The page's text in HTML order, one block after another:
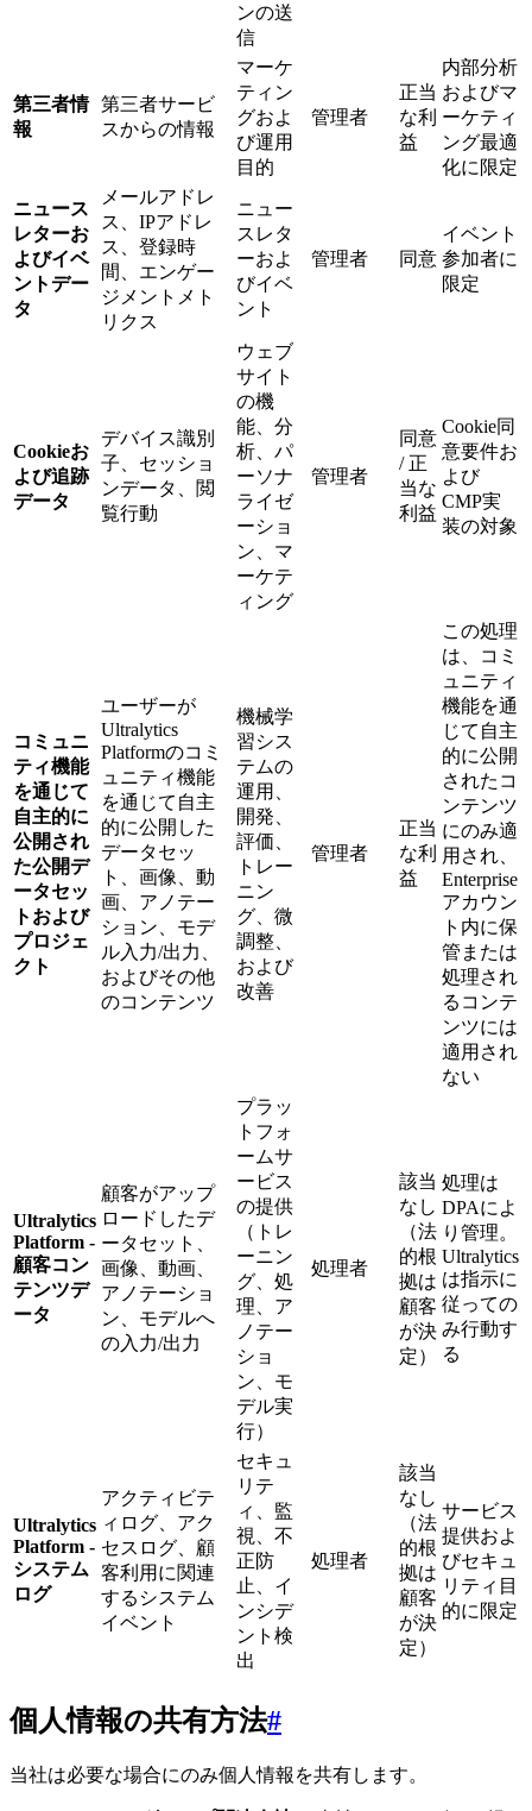
ンの送
信
第三者情
報
第三者サービ
スからの情報
マーケ
ティン
グおよ
び運用
目的
管理者
正当
な利
益
内部分析
およびマ
ーケティ
ング最適
化に限定
ニュース
レターお
よびイベ
ントデー
タ
メールアドレ
ス、IPアドレ
ス、登録時
間、エンゲー
ジメントメト
リクス
ニュー
スレタ
ーおよ
びイベ
ント
管理者 同意
イベント
参加者に
限定
Cookieお
よび追跡
データ
デバイス識別
子、セッショ
ンデータ、閲
覧行動
ウェブ
サイト
の機
能、分
析、パ
ーソナ
ライゼ
ーショ
ン、マ
ーケテ
ィング
管理者
同意
/ 正
当な
利益
Cookie同
意要件お
よび
CMP実
装の対象
コミュニ
ティ機能
を通じて
自主的に
公開され
た公開デ
ータセッ
トおよび
プロジェ
クト
ユーザーが
Ultralytics
Platformのコミ
ュニティ機能
を通じて自主
的に公開した
データセッ
ト、画像、動
画、アノテー
ション、モデ
ル入力/出力、
およびその他
のコンテンツ
機械学
習シス
テムの
運用、
開発、
評価、
トレー
ニン
グ、微
調整、
および
改善
管理者
正当
な利
益
この処理
は、コミ
ュニティ
機能を通
じて自主
的に公開
されたコ
ンテンツ
にのみ適
用され、
Enterprise
アカウン
ト内に保
管または
処理され
るコンテ
ンツには
適用され
ない
Ultralytics
Platform -
顧客コン
テンツデ
ータ
顧客がアップ
ロードしたデ
ータセット、
画像、動画、
アノテーショ
ン、モデルへ
の入力/出力
プラッ
トフォ
ームサ
ービス
の提供
（トレ
ーニン
グ、処
理、ア
ノテー
ショ
ン、モ
デル実
行）
処理者
該当
なし
（法
的根
拠は
顧客
が決
定）
処理は
DPAによ
り管理。
Ultralytics
は指示に
従っての
み行動す
る
Ultralytics
Platform -
システム
ログ
アクティビテ
ィログ、アク
セスログ、顧
客利用に関連
するシステム
イベント
セキュ
リテ
ィ、監
視、不
正防
止、イ
ンシデ
ント検
出
処理者
該当
なし
（法
的根
拠は
顧客
が決
定）
サービス
提供およ
びセキュ
リティ目
的に限定
個人情報の共有方法#
当社は必要な場合にのみ個人情報を共有します。